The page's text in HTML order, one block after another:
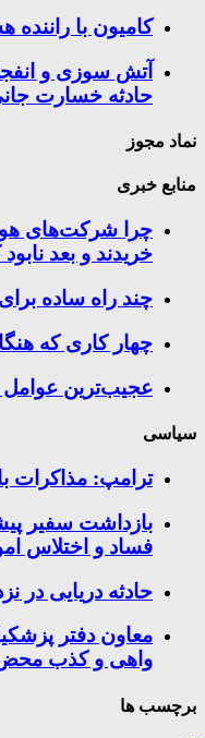
کامیون با
آتش سوزی و
حادثه خسارت
نماد مجوز
منابع خبری
چرا شرکت‌های
خریدند و بعد
چند راه‌ ساده
چهار کاری که
عجیب‌ترین عوامل
سیاسی
ترامپ: مذاکرات
بازداشت سفیر
فساد و اختلاس
حادثه دریایی در
معاون دفتر
واهی و کذب
برچسب ها